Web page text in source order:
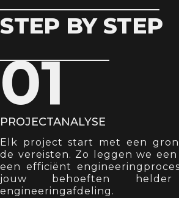
STEP BY STEP
01
PROJECTANALYSE
Elk project start met een
de vereisten. Zo leggen we
een efficiënt
jouw behoeften
engineeringafdeling.